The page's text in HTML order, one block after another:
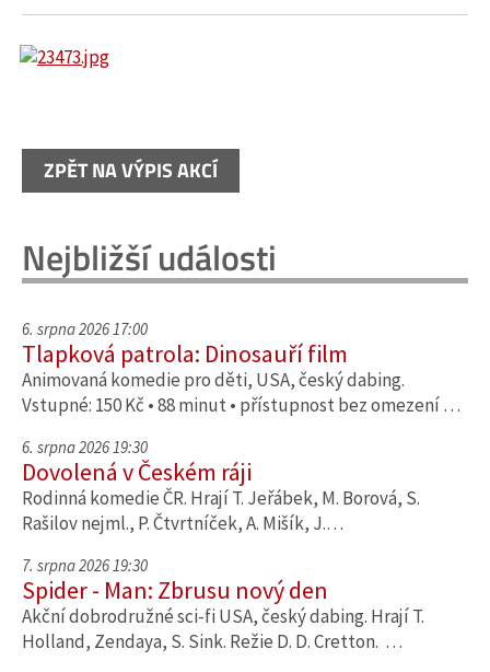
ZPĚT NA VÝPIS AKCÍ
Nejbližší události
6. srpna 2026 17:00
Tlapková patrola: Dinosauří film
Animovaná komedie pro děti, USA, český dabing.
Vstupné: 150 Kč • 88 minut • přístupnost bez omezení …
6. srpna 2026 19:30
Dovolená v Českém ráji
Rodinná komedie ČR. Hrají T. Jeřábek, M. Borová, S.
Rašilov nejml., P. Čtvrtníček, A. Mišík, J.…
7. srpna 2026 19:30
Spider - Man: Zbrusu nový den
Akční dobrodružné sci-fi USA, český dabing. Hrají T.
Holland, Zendaya, S. Sink. Režie D. D. Cretton. …